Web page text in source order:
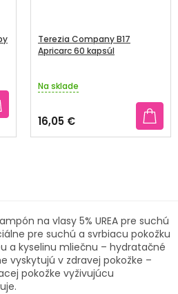
Terezia Company B17
Apricarc 60 kapsúl
Na sklade
16,05 €
na vlasy 5% UREA pre suchú
pre suchú a svrbiacu pokožku
a kyselinu mliečnu – hydratačné
vyskytujú v zdravej pokožke –
pokožke vyživujúcu